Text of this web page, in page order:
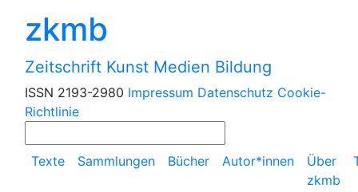
zkmb
Zeitschrift Kunst Medien Bildung
ISSN 2193-2980 Impressum Datenschutz Cookie-
Richtlinie
Texte Sammlungen Bücher Autor*innen
Über
zkmb